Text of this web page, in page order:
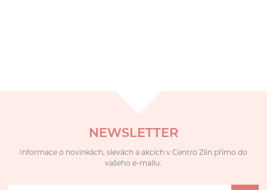
NEWSLETTER
Informace o novinkách, slevách a akcích v Centro Zlín přímo do
vašeho e-mailu.